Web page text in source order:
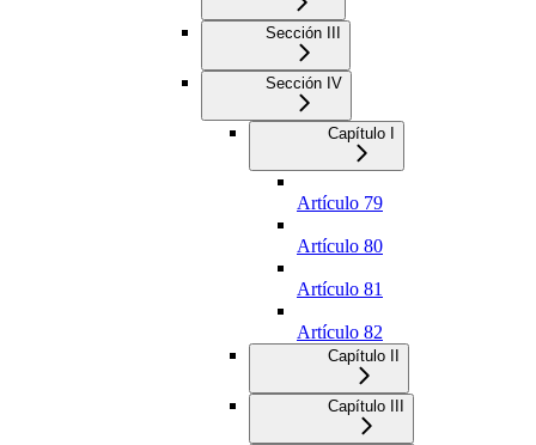
Sección III
Sección IV
Capítulo I
Artículo 79
Artículo 80
Artículo 81
Artículo 82
Capítulo II
Capítulo III